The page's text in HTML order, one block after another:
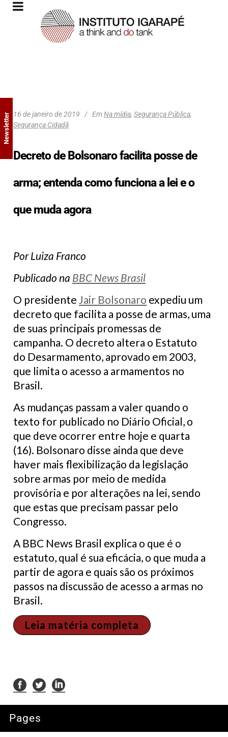
16 de janeiro de 2019 Em Na mídia, Segurança Pública,
Segurança Cidadã
Decreto de Bolsonaro facilita posse de
arma; entenda como funciona a lei e o
que muda agora
Por Luiza Franco
Publicado na BBC News Brasil
O presidente Jair Bolsonaro expediu um
decreto que facilita a posse de armas, uma
de suas principais promessas de
campanha. O decreto altera o Estatuto
do Desarmamento, aprovado em 2003,
que limita o acesso a armamentos no
Brasil.
As mudanças passam a valer quando o
texto for publicado no Diário Oficial, o
que deve ocorrer entre hoje e quarta
(16). Bolsonaro disse ainda que deve
haver mais flexibilização da legislação
sobre armas por meio de medida
provisória e por alterações na lei, sendo
que estas que precisam passar pelo
Congresso.
A BBC News Brasil explica o que é o
estatuto, qual é sua eficácia, o que muda a
partir de agora e quais são os próximos
passos na discussão de acesso a armas no
Brasil.
Leia matéria completa
Pages
Newsletter